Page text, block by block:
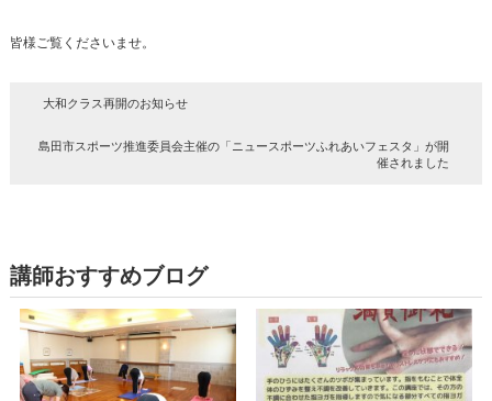
皆様ご覧くださいませ。
大和クラス再開のお知らせ
島田市スポーツ推進委員会主催の「ニュースポーツふれあいフェスタ」が開
催されました
講師おすすめブログ